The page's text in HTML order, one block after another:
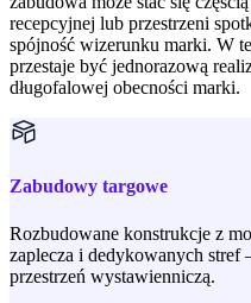
recepcyjnej lub przestrzeni
spójność wizerunku marki. W
przestaje być jednorazową
długofalowej obecności marki.
Zabudowy targowe
Rozbudowane konstrukcje z
zaplecza i dedykowanych stref
przestrzeń wystawienniczą.